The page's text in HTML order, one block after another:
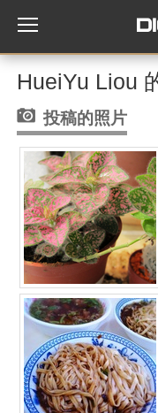
HueiYu Liou
投稿的照片